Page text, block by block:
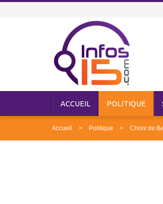
ACCUEIL POLITIQUE
Accueil Politique Choix de